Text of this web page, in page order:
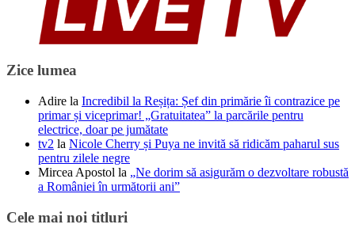
Zice lumea
Adire la Incredibil la Reșița: Șef din primărie îi contrazice pe
primar și viceprimar! „Gratuitatea” la parcările pentru
electrice, doar pe jumătate
tv2 la Nicole Cherry și Puya ne invită să ridicăm paharul sus
pentru zilele negre
Mircea Apostol la „Ne dorim să asigurăm o dezvoltare robustă
a României în următorii ani”
Cele mai noi titluri